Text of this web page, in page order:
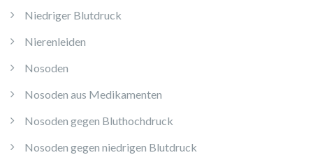
Niedriger Blutdruck
Nierenleiden
Nosoden
Nosoden aus Medikamenten
Nosoden gegen Bluthochdruck
Nosoden gegen niedrigen Blutdruck